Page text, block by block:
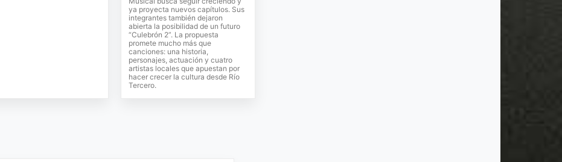
ya proyecta nuevos capítulos. Sus
integrantes también dejaron
abierta la posibilidad de un futuro
“Culebrón 2”. La propuesta
promete mucho más que
canciones: una historia,
personajes, actuación y cuatro
artistas locales que apuestan por
hacer crecer la cultura desde Río
Tercero.